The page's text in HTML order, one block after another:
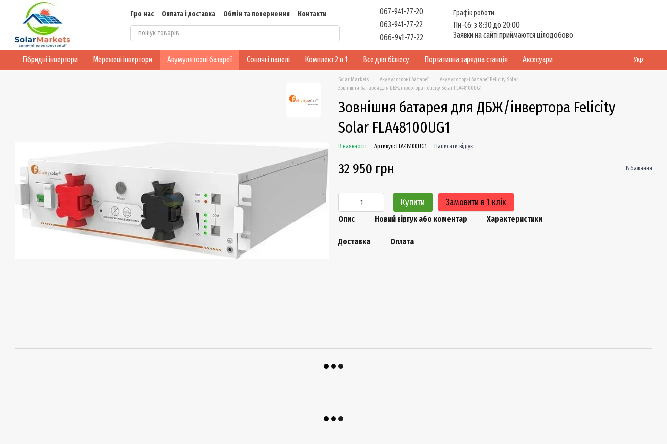
Перейти до основного контенту
Про нас Оплата і доставка Обмін та повернення
Контакти
Блог
Конфіденційність Відгуки
067-941-77-20
063-941-77-22
066-941-77-22
Графік роботи:
Пн-Сб: з 8:30 до 20:00
Заявки на сайті приймаются цілодобово
Гібридні інвертори Мережеві інвертори Акумуляторні батареї Сонячні панелі Комплект 2 в 1 Все для бізнесу Портативна зарядна станція Аксесуари Укр
Solar Markets Акумуляторні батареї
Акумуляторні батареї Felicity Solar
Зовнішня батарея для ДБЖ/інвертора Felicity Solar FLA48100UG1
Зовнішня батарея для ДБЖ/інвертора Felicity
Solar FLA48100UG1
В наявності Артикул: FLA48100UG1 Написати відгук
32 950 грн В бажання
Купити Замовити в 1 клік
Опис Новий відгук або коментар Характеристики
Доставка Оплата